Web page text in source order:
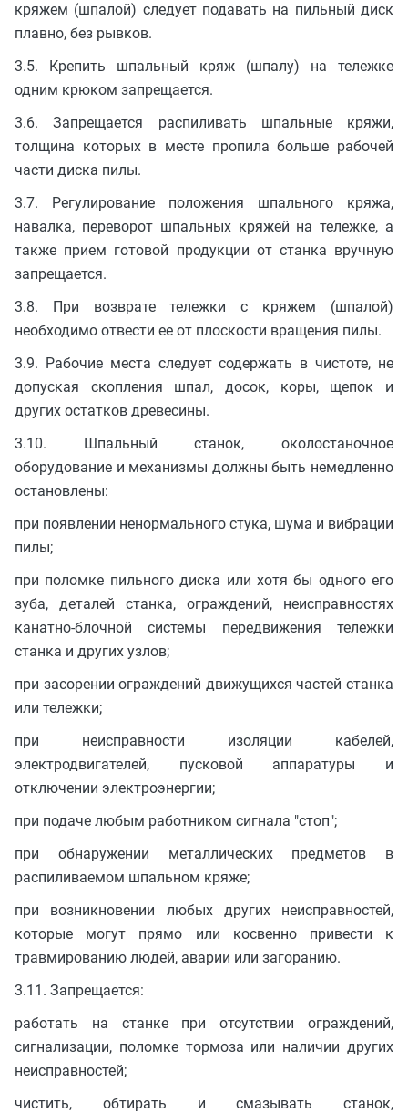
кряжем (шпалой) следует подавать на пильный диск
плавно, без рывков.
3.5. Крепить шпальный кряж (шпалу) на тележке
одним крюком запрещается.
3.6. Запрещается распиливать шпальные кряжи,
толщина которых в месте пропила больше рабочей
части диска пилы.
3.7. Регулирование положения шпального кряжа,
навалка, переворот шпальных кряжей на тележке, а
также прием готовой продукции от станка вручную
запрещается.
3.8. При возврате тележки с кряжем (шпалой)
необходимо отвести ее от плоскости вращения пилы.
3.9. Рабочие места следует содержать в чистоте, не
допуская скопления шпал, досок, коры, щепок и
других остатков древесины.
3.10. Шпальный станок, околостаночное
оборудование и механизмы должны быть немедленно
остановлены:
при появлении ненормального стука, шума и вибрации
пилы;
при поломке пильного диска или хотя бы одного его
зуба, деталей станка, ограждений, неисправностях
канатно-блочной системы передвижения тележки
станка и других узлов;
при засорении ограждений движущихся частей станка
или тележки;
при неисправности изоляции кабелей,
электродвигателей, пусковой аппаратуры и
отключении электроэнергии;
при подаче любым работником сигнала "стоп";
при обнаружении металлических предметов в
распиливаемом шпальном кряже;
при возникновении любых других неисправностей,
которые могут прямо или косвенно привести к
травмированию людей, аварии или загоранию.
3.11. Запрещается:
работать на станке при отсутствии ограждений,
сигнализации, поломке тормоза или наличии других
неисправностей;
чистить, обтирать и смазывать станок,